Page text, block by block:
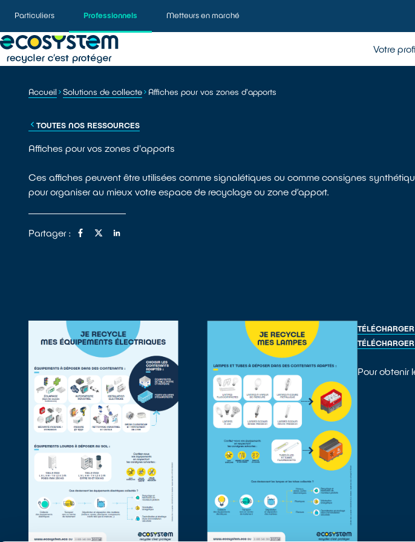
Particuliers Professionnels Metteurs en marché
Votre
Accueil Solutions de collecte Affiches pour vos zones d'apports
TOUTES NOS RESSOURCES
Affiches pour vos zones d'apports
Ces affiches peuvent être utilisées comme signalétiques ou comme consignes
pour organiser au mieux votre espace de recyclage ou zone d’apport.
Partager :
Pour obtenir